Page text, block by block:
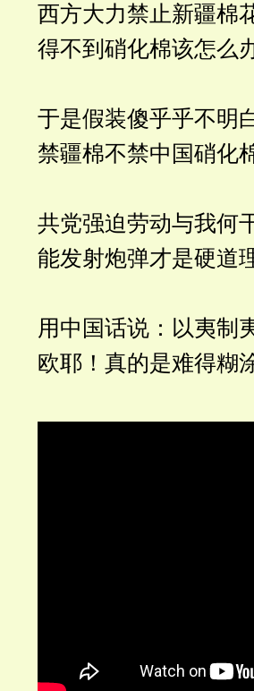
西方大力禁止新疆棉
得不到硝化棉该怎么
于是假装傻乎乎不明
禁疆棉不禁中国硝化
共党强迫劳动与我何
能发射炮弹才是硬道
用中国话说：以夷制
欧耶！真的是难得糊